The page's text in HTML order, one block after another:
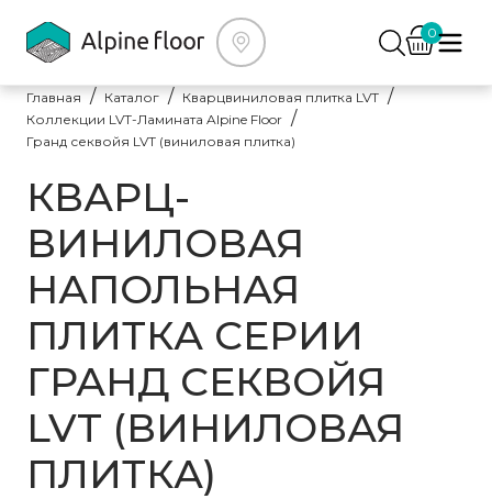
0
Главная Каталог
Кварцвиниловая плитка LVT
Коллекции LVT-Ламината Alpine Floor
Гранд секвойя LVT (виниловая плитка)
КВАРЦ-
ВИНИЛОВАЯ
НАПОЛЬНАЯ
ПЛИТКА СЕРИИ
ГРАНД СЕКВОЙЯ
LVT (ВИНИЛОВАЯ
ПЛИТКА)